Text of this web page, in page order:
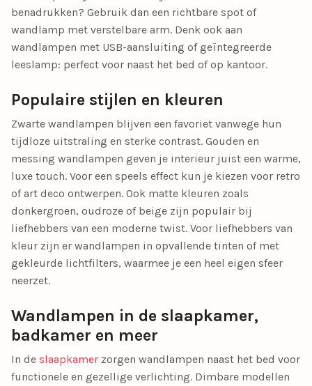
benadrukken? Gebruik dan een richtbare spot of
wandlamp met verstelbare arm. Denk ook aan
wandlampen met USB-aansluiting of geïntegreerde
leeslamp: perfect voor naast het bed of op kantoor.
Populaire stijlen en kleuren
Zwarte wandlampen blijven een favoriet vanwege hun
tijdloze uitstraling en sterke contrast. Gouden en
messing wandlampen geven je interieur juist een warme,
luxe touch. Voor een speels effect kun je kiezen voor retro
of art deco ontwerpen. Ook matte kleuren zoals
donkergroen, oudroze of beige zijn populair bij
liefhebbers van een moderne twist. Voor liefhebbers van
kleur zijn er wandlampen in opvallende tinten of met
gekleurde lichtfilters, waarmee je een heel eigen sfeer
neerzet.
Wandlampen in de slaapkamer,
badkamer en meer
In de slaapkamer zorgen wandlampen naast het bed voor
functionele en gezellige verlichting. Dimbare modellen